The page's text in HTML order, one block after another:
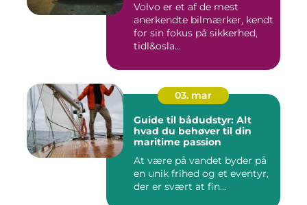
Volvo er et af de mest
anerkendte bilmærker, kendt
for sin fokus på sikkerhed,
tidl&osla...
03. mar
Guide til bådudstyr: Alt
hvad du behøver til din
maritime passion
At være på vandet byder på
en unik frihed og et eventyr,
der er svært at fin...